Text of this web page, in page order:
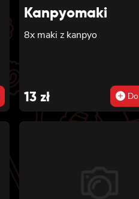
Kanpyomaki
8x maki z kanpyo
13 zł Do